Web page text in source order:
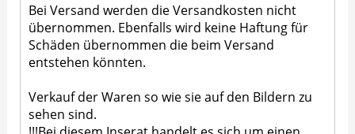
Bei Versand werden die Versandkosten nicht
übernommen. Ebenfalls wird keine Haftung für
Schäden übernommen die beim Versand
entstehen könnten.
Verkauf der Waren so wie sie auf den Bildern zu
sehen sind.